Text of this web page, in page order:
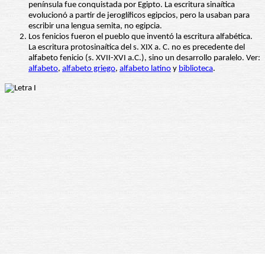
península fue conquistada por Egipto. La escritura sinaítica
evolucionó a partir de jeroglíficos egipcios, pero la usaban para
escribir una lengua semita, no egipcia.
Los fenicios fueron el pueblo que inventó la escritura alfabética.
La escritura protosinaítica del s. XIX a. C. no es precedente del
alfabeto fenicio (s. XVII-XVI a.C.), sino un desarrollo paralelo. Ver:
alfabeto, alfabeto griego, alfabeto latino y biblioteca.